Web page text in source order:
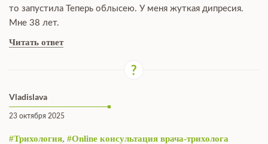
то запустила Теперь облысею. У меня жуткая дипресия.
Мне 38 лет.
Читать ответ
Vladislava
23 октября 2025
#Трихология, #Online консультация врача-трихолога